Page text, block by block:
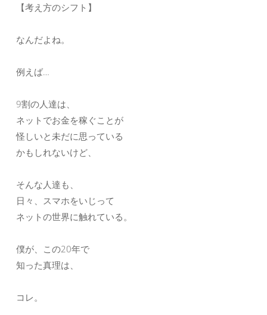
【考え方のシフト】
なんだよね。
例えば…
9割の人達は、
ネットでお金を稼ぐことが
怪しいと未だに思っている
かもしれないけど、
そんな人達も、
日々、スマホをいじって
ネットの世界に触れている。
僕が、この20年で
知った真理は、
コレ。